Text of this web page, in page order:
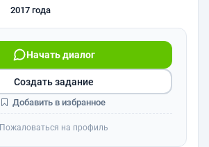
2017 года
Начать диалог
Создать задание
Добавить в избранное
Пожаловаться на профиль